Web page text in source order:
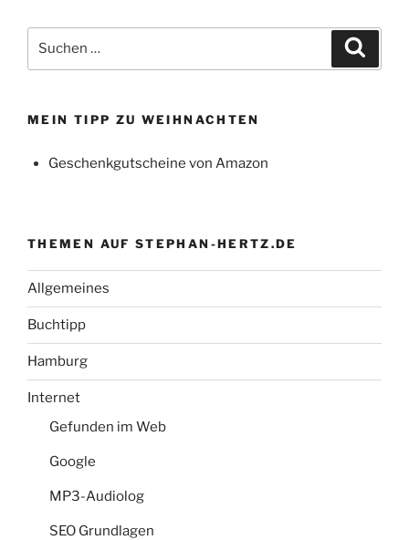
nach:
MEIN TIPP ZU WEIHNACHTEN
Geschenkgutscheine von Amazon
THEMEN AUF STEPHAN-HERTZ.DE
Allgemeines
Buchtipp
Hamburg
Internet
Gefunden im Web
Google
MP3-Audiolog
SEO Grundlagen